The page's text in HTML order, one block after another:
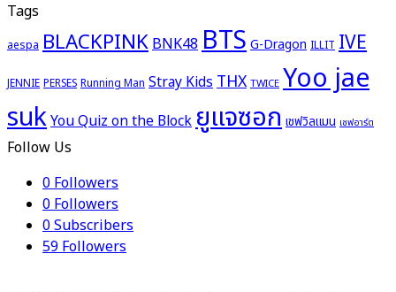
Tags
aespa BLACKPINKBNK48BTSG-Dragon ILLIT IVE
JENNIE PERSES Running Man Stray KidsTHX TWICE Yoo jae
sukYou Quiz on the Blockยูแจซอก เชฟวิลแมน เชฟอาร์ต
Follow Us
0Followers
0Followers
0Subscribers
59Followers